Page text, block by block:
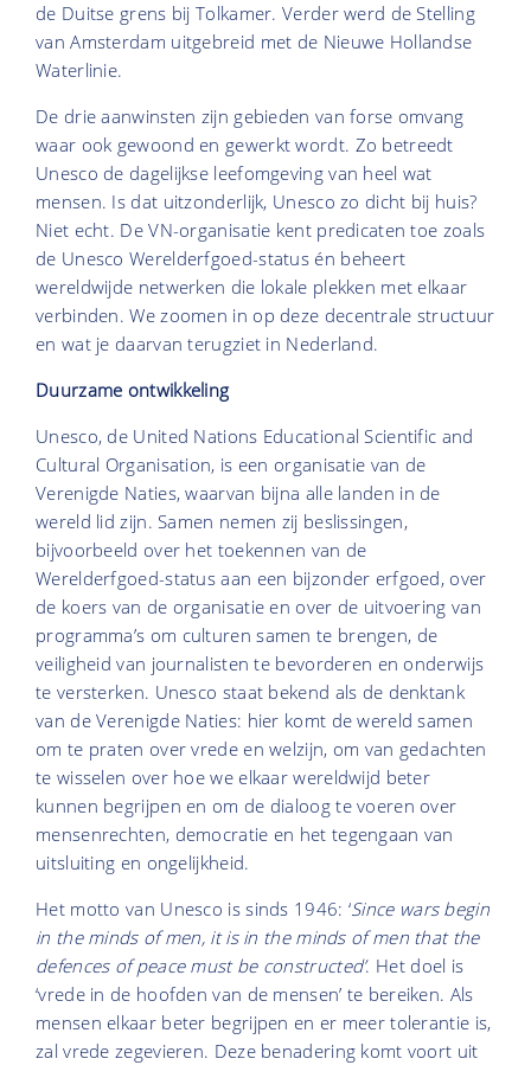
de Duitse grens bij Tolkamer. Verder werd de Stelling
van Amsterdam uitgebreid met de Nieuwe Hollandse
Waterlinie.
De drie aanwinsten zijn gebieden van forse omvang
waar ook gewoond en gewerkt wordt. Zo betreedt
Unesco de dagelijkse leefomgeving van heel wat
mensen. Is dat uitzonderlijk, Unesco zo dicht bij huis?
Niet echt. De VN-organisatie kent predicaten toe zoals
de Unesco Werelderfgoed-status én beheert
wereldwijde netwerken die lokale plekken met elkaar
verbinden. We zoomen in op deze decentrale structuur
en wat je daarvan terugziet in Nederland.
Duurzame ontwikkeling
Unesco, de United Nations Educational Scientific and
Cultural Organisation, is een organisatie van de
Verenigde Naties, waarvan bijna alle landen in de
wereld lid zijn. Samen nemen zij beslissingen,
bijvoorbeeld over het toekennen van de
Werelderfgoed-status aan een bijzonder erfgoed, over
de koers van de organisatie en over de uitvoering van
programma’s om culturen samen te brengen, de
veiligheid van journalisten te bevorderen en onderwijs
te versterken. Unesco staat bekend als de denktank
van de Verenigde Naties: hier komt de wereld samen
om te praten over vrede en welzijn, om van gedachten
te wisselen over hoe we elkaar wereldwijd beter
kunnen begrijpen en om de dialoog te voeren over
mensenrechten, democratie en het tegengaan van
uitsluiting en ongelijkheid.
Het motto van Unesco is sinds 1946: ‘Since wars begin
in the minds of men, it is in the minds of men that the
defences of peace must be constructed’. Het doel is
‘vrede in de hoofden van de mensen’ te bereiken. Als
mensen elkaar beter begrijpen en er meer tolerantie is,
zal vrede zegevieren. Deze benadering komt voort uit